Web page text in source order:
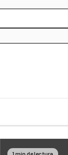
1 min de lectura